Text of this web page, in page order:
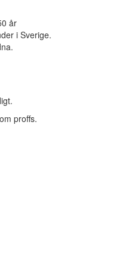
år
i Sverige.
proffs.